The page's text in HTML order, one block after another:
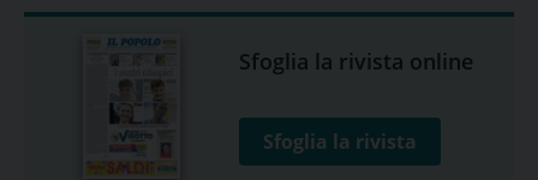
Sfoglia la rivista online
Sfoglia la rivista